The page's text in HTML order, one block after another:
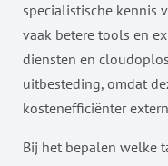
specialistische kennis
vaak betere tools en
diensten en
uitbesteding, omdat
kostenefficiënter
Bij het bepalen welke